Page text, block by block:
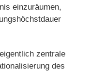
einzuräumen,
zentrale
des